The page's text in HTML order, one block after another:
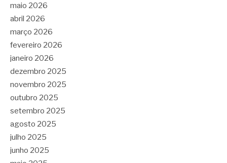
maio 2026
abril 2026
março 2026
fevereiro 2026
janeiro 2026
dezembro 2025
novembro 2025
outubro 2025
setembro 2025
agosto 2025
julho 2025
junho 2025